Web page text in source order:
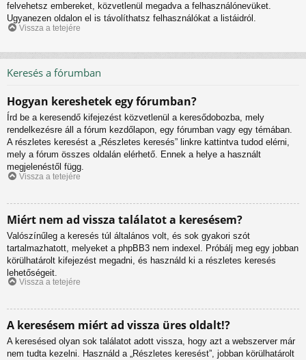
felvehetsz embereket, közvetlenül megadva a felhasználónevüket.
Ugyanezen oldalon el is távolíthatsz felhasználókat a listáidról.
Vissza a tetejére
Keresés a fórumban
Hogyan kereshetek egy fórumban?
Írd be a keresendő kifejezést közvetlenül a keresődobozba, mely
rendelkezésre áll a fórum kezdőlapon, egy fórumban vagy egy témában.
A részletes keresést a „Részletes keresés” linkre kattintva tudod elérni,
mely a fórum összes oldalán elérhető. Ennek a helye a használt
megjelenéstől függ.
Vissza a tetejére
Miért nem ad vissza találatot a keresésem?
Valószínűleg a keresés túl általános volt, és sok gyakori szót
tartalmazhatott, melyeket a phpBB3 nem indexel. Próbálj meg egy jobban
körülhatárolt kifejezést megadni, és használd ki a részletes keresés
lehetőségeit.
Vissza a tetejére
A keresésem miért ad vissza üres oldalt!?
A keresésed olyan sok találatot adott vissza, hogy azt a webszerver már
nem tudta kezelni. Használd a „Részletes keresést”, jobban körülhatárolt